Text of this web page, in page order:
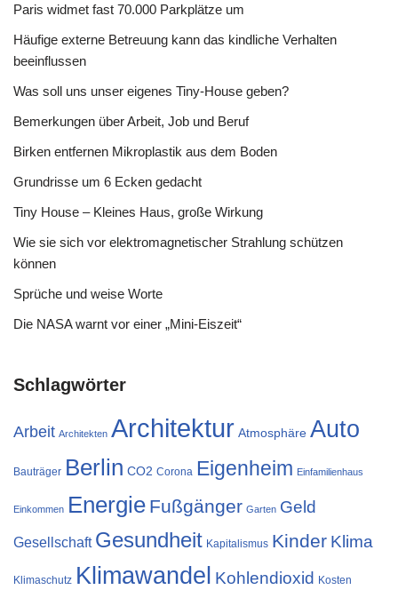
Paris widmet fast 70.000 Parkplätze um
Häufige externe Betreuung kann das kindliche Verhalten
beeinflussen
Was soll uns unser eigenes Tiny-House geben?
Bemerkungen über Arbeit, Job und Beruf
Birken entfernen Mikroplastik aus dem Boden
Grundrisse um 6 Ecken gedacht
Tiny House – Kleines Haus, große Wirkung
Wie sie sich vor elektromagnetischer Strahlung schützen
können
Sprüche und weise Worte
Die NASA warnt vor einer „Mini-Eiszeit“
Schlagwörter
Arbeit Architekten Architektur Atmosphäre Auto
Bauträger Berlin CO2 Corona Eigenheim Einfamilienhaus
Einkommen Energie Fußgänger Garten Geld
Gesellschaft Gesundheit Kapitalismus Kinder Klima
Klimaschutz Klimawandel Kohlendioxid Kosten